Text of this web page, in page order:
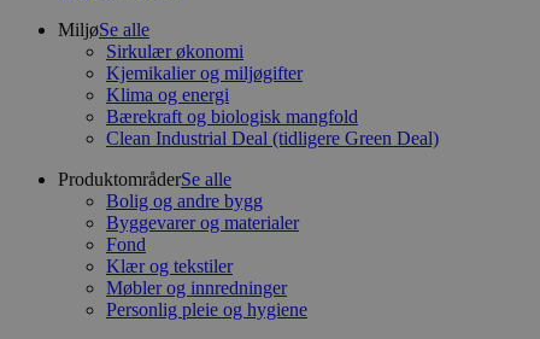
MiljøSe alle
Sirkulær økonomi
Kjemikalier og miljøgifter
Klima og energi
Bærekraft og biologisk mangfold
Clean Industrial Deal (tidligere Green Deal)
ProduktområderSe alle
Bolig og andre bygg
Byggevarer og materialer
Fond
Klær og tekstiler
Møbler og innredninger
Personlig pleie og hygiene